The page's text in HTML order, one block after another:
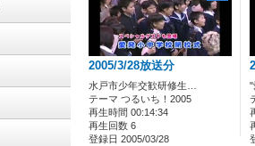
2005/3/28放送分
水戸市少年交歓研修生…
テーマ つるいち！2005
再生時間 00:14:34
再生回数 6
登録日 2005/03/28
"